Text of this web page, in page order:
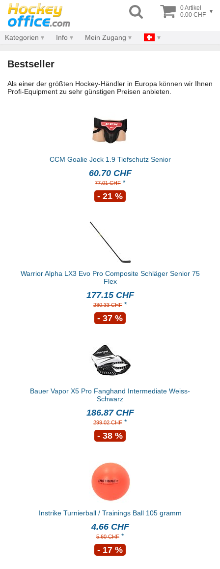
0 Artikel
0.00 CHF ▾
Kategorien Info Mein Zugang
Bestseller
Als einer der größten Hockey-Händler in Europa können wir Ihnen
Profi-Equipment zu sehr günstigen Preisen anbieten.
CCM Goalie Jock 1.9 Tiefschutz Senior
60.70 CHF
77.01 CHF *
- 21 %
Warrior Alpha LX3 Evo Pro Composite Schläger Senior 75
Flex
177.15 CHF
280.33 CHF *
- 37 %
Bauer Vapor X5 Pro Fanghand Intermediate Weiss-
Schwarz
186.87 CHF
299.02 CHF *
- 38 %
Instrike Turnierball / Trainings Ball 105 gramm
4.66 CHF
5.60 CHF *
- 17 %